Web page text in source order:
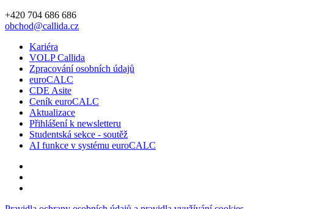
+420 704 686 686
obchod@callida.cz
Kariéra
VOLP Callida
Zpracování osobních údajů
euroCALC
CDE Asite
Ceník euroCALC
Aktualizace
Přihlášení k newsletteru
Studentská sekce - soutěž
AI funkce v systému euroCALC